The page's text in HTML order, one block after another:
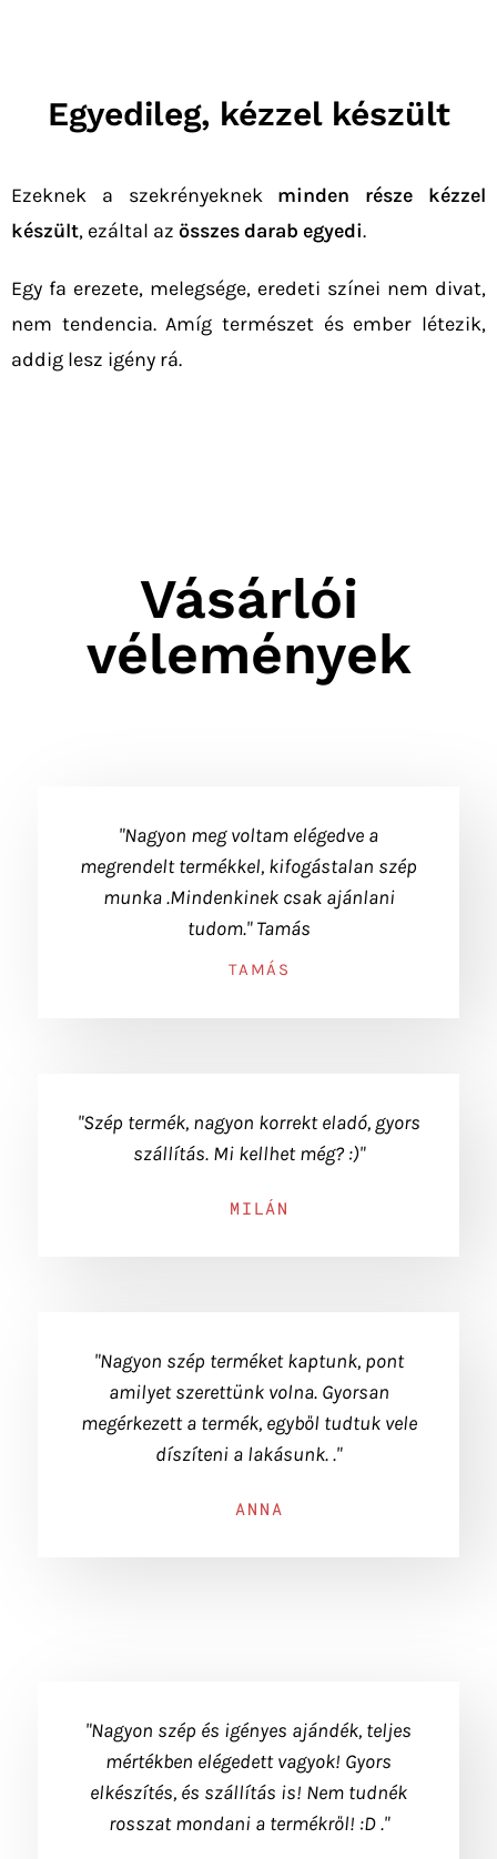
Egyedileg, kézzel készült
Ezeknek a szekrényeknek minden része kézzel
készült, ezáltal az összes darab egyedi.
Egy fa erezete, melegsége, eredeti színei nem divat,
nem tendencia. Amíg természet és ember létezik,
addig lesz igény rá.
Vásárlói
vélemények
"Nagyon meg voltam elégedve a
megrendelt termékkel, kifogástalan szép
munka .Mindenkinek csak ajánlani
tudom." Tamás
TAMÁS
"Szép termék, nagyon korrekt eladó, gyors
szállítás. Mi kellhet még? :)"
MILÁN
"Nagyon szép terméket kaptunk, pont
amilyet szerettünk volna. Gyorsan
megérkezett a termék, egyből tudtuk vele
díszíteni a lakásunk. ."
ANNA
"Nagyon szép és igényes ajándék, teljes
mértékben elégedett vagyok! Gyors
elkészítés, és szállítás is! Nem tudnék
rosszat mondani a termékről! :D ."